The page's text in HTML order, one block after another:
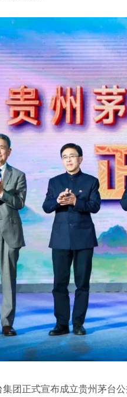
团正式宣布成立贵州茅台